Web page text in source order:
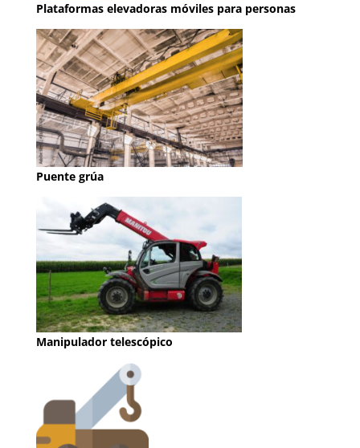
Plataformas elevadoras móviles para personas
Puente grúa
Manipulador telescópico